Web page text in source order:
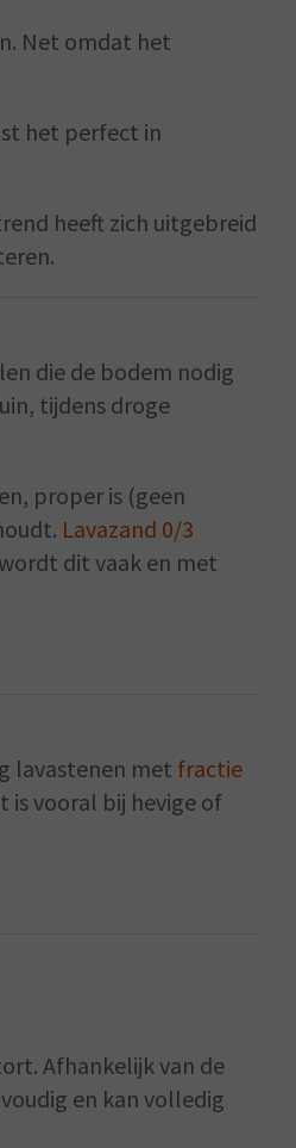
Net omdat het
het perfect in
heeft zich uitgebreid
die de bodem nodig
tijdens droge
proper is (geen
Lavazand 0/3
dit vaak en met
lavastenen met fractie
is vooral bij hevige of
Afhankelijk van de
en kan volledig